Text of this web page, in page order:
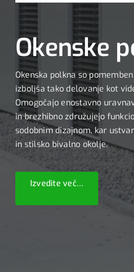
Okenske
Okenska polkna so
izboljša tako delovanje kot
Omogočajo enostavno
in brezhibno združujejo
sodobnim dizajnom, kar
in stilsko bivalno okolje.
Izvedite več…